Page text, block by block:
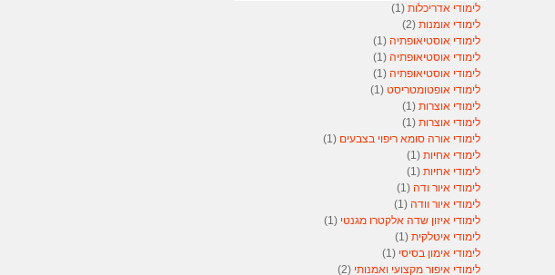
לימודי אדריכלות (1)
לימודי אומנות (2)
לימודי אוסטיאופתיה (1)
לימודי אוסטיאופתיה (1)
לימודי אוסטיאופתיה (1)
לימודי אופטומטריסט (1)
לימודי אוצרות (1)
לימודי אוצרות (1)
לימודי אורה סומא ריפוי בצבעים (1)
לימודי אחיות (1)
לימודי אחיות (1)
לימודי איור ודה (1)
לימודי איור וודה (1)
לימודי איזון שדה אלקטרו מגנטי (1)
לימודי איטלקית (1)
לימודי אימון בסיסי (1)
לימודי איפור מקצועי ואמנותי (2)